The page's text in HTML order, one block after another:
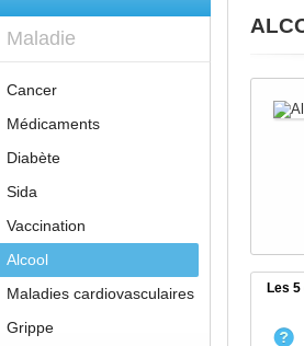
Maladie
Cancer
Médicaments
Diabète
Sida
Vaccination
Alcool
Maladies cardiovasculaires
Grippe
Les